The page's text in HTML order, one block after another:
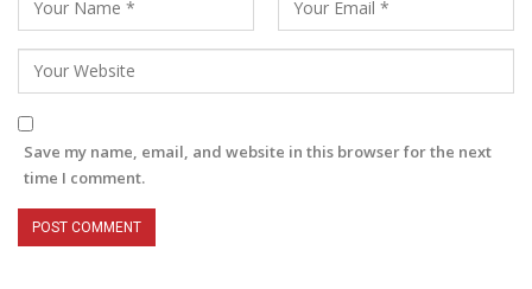
Save my name, email, and website in this browser for the next
time I comment.